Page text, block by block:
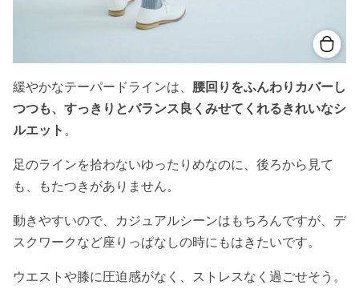
緩やかなテーパードラインは、 腰回りをふんわりカバーし
つつも、すっきりとバランス良くみせてくれるきれいなシ
ルエット 。
足のラインを拾わないゆったりめなのに、後ろから見て
も、もたつきがありません。
動きやすいので、カジュアルシーンはもちろんですが、デ
スクワークなど座りっぱなしの時にもはきたいです。
ウエストや膝に圧迫感がなく、ストレスなく過ごせそう。